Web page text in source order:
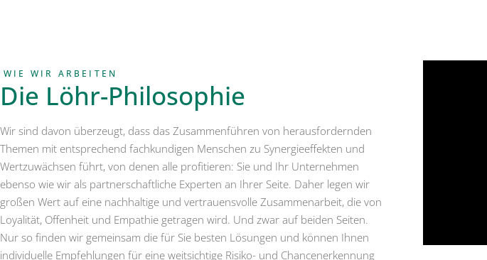
WIE WIR ARBEITEN
Die Löhr-Philosophie
Wir sind davon überzeugt, dass das Zusammenführen von herausfordernden
Themen mit entsprechend fachkundigen Menschen zu Synergieeffekten und
Wertzuwächsen führt, von denen alle profitieren: Sie und Ihr Unternehmen
ebenso wie wir als partnerschaftliche Experten an Ihrer Seite. Daher legen wir
großen Wert auf eine nachhaltige und vertrauensvolle Zusammenarbeit, die von
Loyalität, Offenheit und Empathie getragen wird. Und zwar auf beiden Seiten.
Nur so finden wir gemeinsam die für Sie besten Lösungen und können Ihnen
individuelle Empfehlungen für eine weitsichtige Risiko- und Chancenerkennung